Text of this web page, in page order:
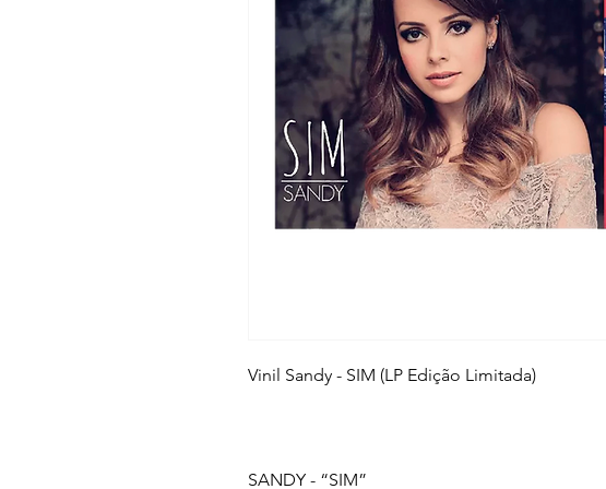
Vinil Sandy - SIM (LP Edição Limitada)
SANDY - “SIM”